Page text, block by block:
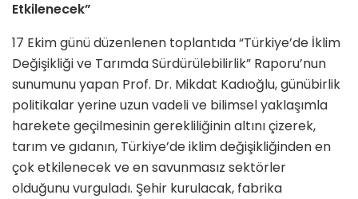
Etkilenecek”
17 Ekim günü düzenlenen toplantıda “Türkiye’de İklim
Değişikliği ve Tarımda Sürdürülebilirlik” Raporu’nun
sunumunu yapan Prof. Dr. Mikdat Kadıoğlu, günübirlik
politikalar yerine uzun vadeli ve bilimsel yaklaşımla
harekete geçilmesinin gerekliliğinin altını çizerek,
tarım ve gıdanın, Türkiye’de iklim değişikliğinden en
çok etkilenecek ve en savunmasız sektörler
olduğunu vurguladı. Şehir kurulacak, fabrika